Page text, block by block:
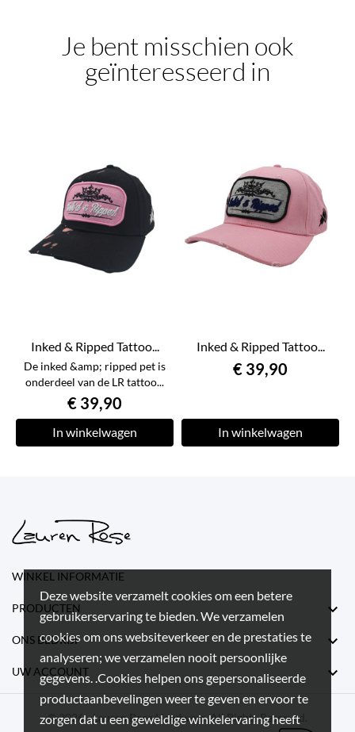
Deze website verzamelt cookies om een betere
gebruikerservaring te bieden. We verzamelen
cookies om ons websiteverkeer en de prestaties te
analyseren; we verzamelen nooit persoonlijke
gegevens. .Cookies helpen ons gepersonaliseerde
productaanbevelingen weer te geven en ervoor te
zorgen dat u een geweldige winkelervaring heeft
Je bent misschien ook
geïnteresseerd in
Inked & Ripped Tattoo...
De inked &amp; ripped pet is
onderdeel van de LR tattoo...
€ 39,90
In winkelwagen
Inked & Ripped Tattoo...
€ 39,90
In winkelwagen
WINKEL INFORMATIE
PRODUCTEN 
ONS BEDRIJF 
UW ACCOUNT 
© 2026 - Lauren Rose Headwear. All Rights Reserved.